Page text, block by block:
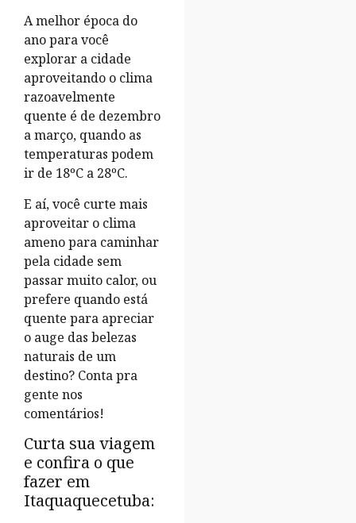
A melhor época do
ano para você
explorar a cidade
aproveitando o clima
razoavelmente
quente é de dezembro
a março, quando as
temperaturas podem
ir de 18ºC a 28ºC.
E aí, você curte mais
aproveitar o clima
ameno para caminhar
pela cidade sem
passar muito calor, ou
prefere quando está
quente para apreciar
o auge das belezas
naturais de um
destino? Conta pra
gente nos
comentários!
Curta sua viagem
e confira o que
fazer em
Itaquaquecetuba: